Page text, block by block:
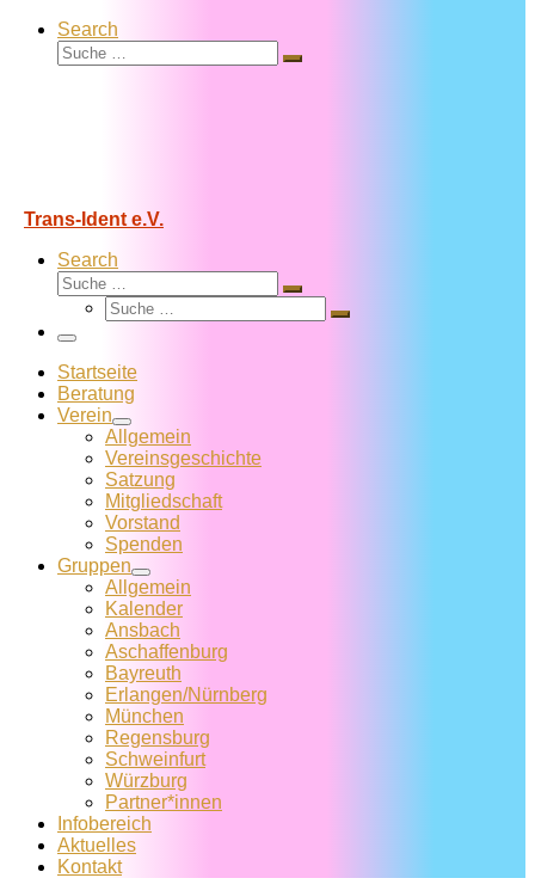
Search
Suche
Suche
Trans-Ident e.V.
Search
Suche
Suche
Suche
Suche
Menü
Startseite
Beratung
Verein
Allgemein
Vereins­geschichte
Satzung
Mitglied­schaft
Vorstand
Spenden
Gruppen
Allgemein
Kalender
Ansbach
Aschaffenburg
Bayreuth
Erlangen/Nürnberg
München
Regensburg
Schweinfurt
Würzburg
Partner*innen
Infobereich
Aktuelles
Kontakt